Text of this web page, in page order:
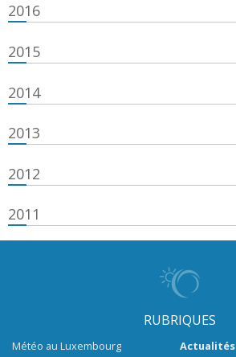
2016
2015
2014
2013
2012
2011
RUBRIQUES
Météo au Luxembourg
Actualités